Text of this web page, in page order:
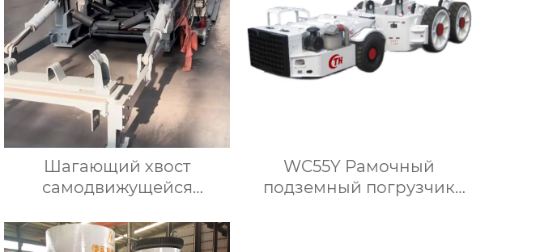
Шагающий хвост
самодвижущейся
WC55Y Рамочный
подземный погрузчик